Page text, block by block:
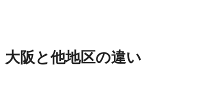
大阪と他地区の違い